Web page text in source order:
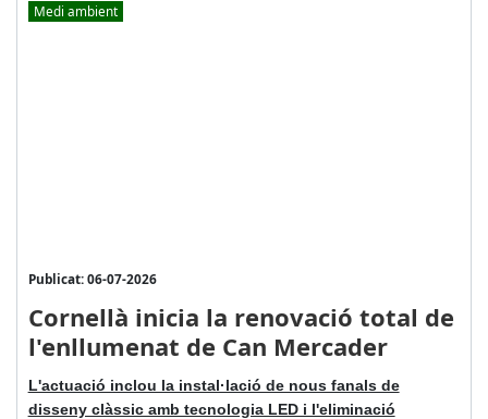
Medi ambient
Publicat: 06-07-2026
Cornellà inicia la renovació total de
l'enllumenat de Can Mercader
L'actuació inclou la instal·lació de nous fanals de
disseny clàssic amb tecnologia LED i l'eliminació